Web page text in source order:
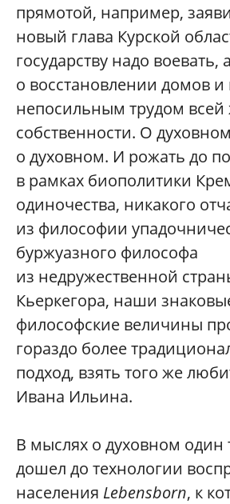
прямотой, например,
новый глава Курской
государству надо воевать,
о восстановлении домов
непосильным трудом
собственности. О
о духовном. И рожать до
в рамках биополитики
одиночества, никакого
из философии
буржуазного философа
из недружественной
Кьеркегора, наши
философские величины
гораздо более
подход, взять того же
Ивана Ильина.
В мыслях о духовном один
дошел до технологии
населения Lebensborn, к